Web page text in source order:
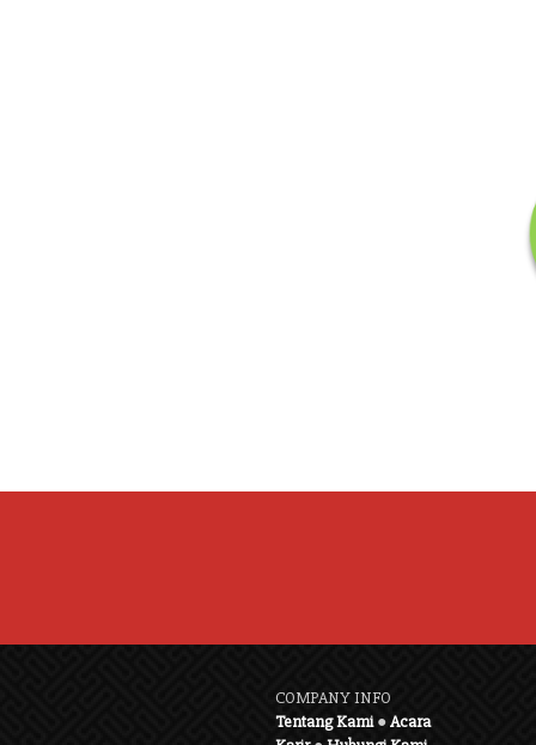
COMPANY INFO
Tentang Kami●Acara